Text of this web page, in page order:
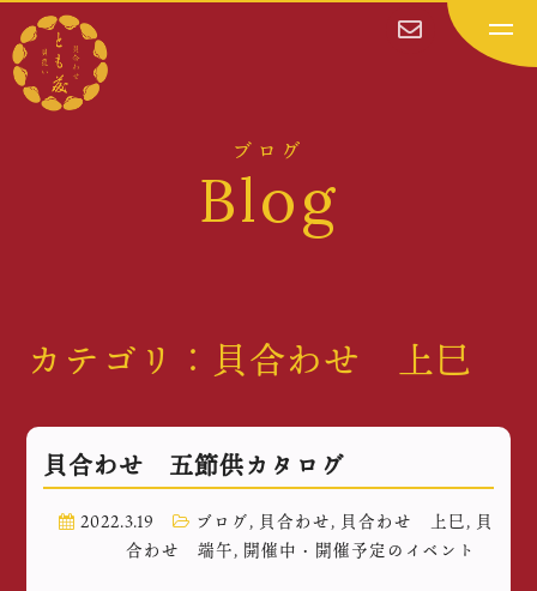
ブログ
Blog
カテゴリ：貝合わせ 上巳
貝合わせ 五節供カタログ
2022.3.19 ブログ, 貝合わせ, 貝合わせ 上巳, 貝
合わせ 端午, 開催中・開催予定のイベント